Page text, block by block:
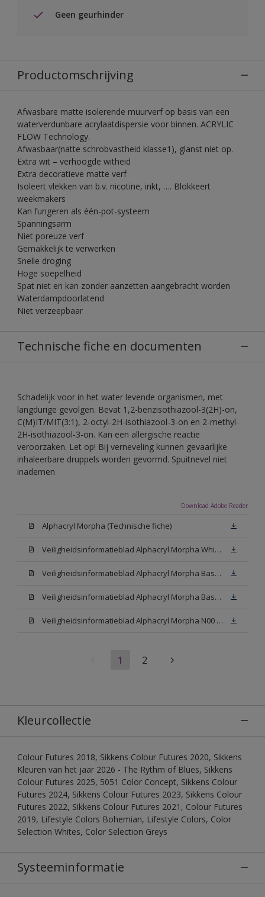
Geen geurhinder
Productomschrijving
Afwasbare matte isolerende muurverf op basis van een
waterverdunbare acrylaatdispersie voor binnen. ACRYLIC
FLOW Technology.
Afwasbaar(natte schrobvastheid klasse1), glanst niet op.
Extra wit – verhoogde witheid
Extra decoratieve matte verf
Isoleert vlekken van b.v. nicotine, inkt, …. Blokkeert
weekmakers
Kan fungeren als één-pot-systeem
Spanningsarm
Niet poreuze verf
Gemakkelijk te verwerken
Snelle droging
Hoge soepelheid
Spat niet en kan zonder aanzetten aangebracht worden
Waterdampdoorlatend
Niet verzeepbaar
Technische fiche en documenten
Schadelijk voor in het water levende organismen, met
langdurige gevolgen. Bevat 1,2-benzisothiazool-3(2H)-on,
C(M)IT/MIT(3:1), 2-octyl-2H-isothiazool-3-on en 2-methyl-
2H-isothiazool-3-on. Kan een allergische reactie
veroorzaken. Let op! Bij verneveling kunnen gevaarlijke
inhaleerbare druppels worden gevormd. Spuitnevel niet
inademen
Download Adobe Reader
Alphacryl Morpha (Technische fiche)
Veiligheidsinformatieblad Alphacryl Morpha White (SDS)
Veiligheidsinformatieblad Alphacryl Morpha Base N00 (SDS)
Veiligheidsinformatieblad Alphacryl Morpha Base W05 (SDS)
Veiligheidsinformatieblad Alphacryl Morpha N00 (SDS)
1 2
Kleurcollectie
Colour Futures 2018, Sikkens Colour Futures 2020, Sikkens
Kleuren van het jaar 2026 - The Rythm of Blues, Sikkens
Colour Futures 2025, 5051 Color Concept, Sikkens Colour
Futures 2024, Sikkens Colour Futures 2023, Sikkens Colour
Futures 2022, Sikkens Colour Futures 2021, Colour Futures
2019, Lifestyle Colors Bohemian, Lifestyle Colors, Color
Selection Whites, Color Selection Greys
Systeeminformatie